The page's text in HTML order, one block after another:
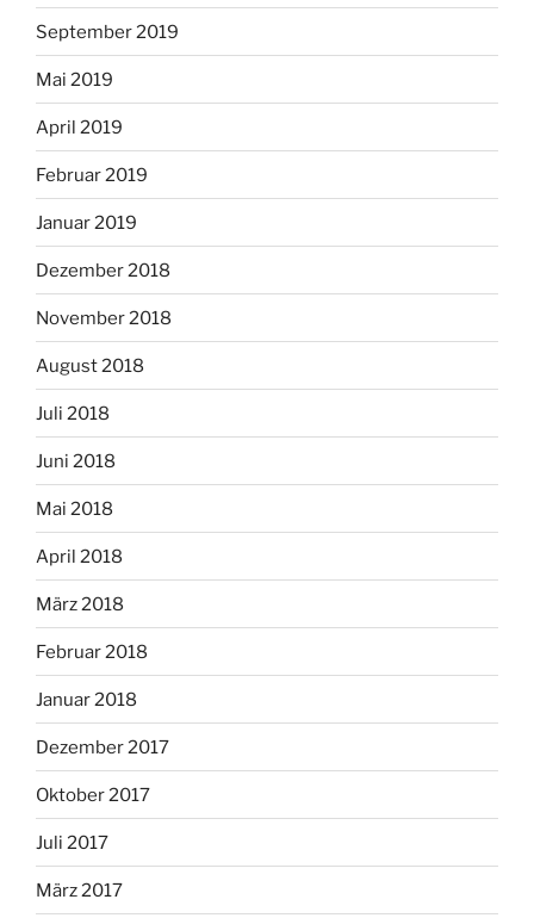
September 2019
Mai 2019
April 2019
Februar 2019
Januar 2019
Dezember 2018
November 2018
August 2018
Juli 2018
Juni 2018
Mai 2018
April 2018
März 2018
Februar 2018
Januar 2018
Dezember 2017
Oktober 2017
Juli 2017
März 2017